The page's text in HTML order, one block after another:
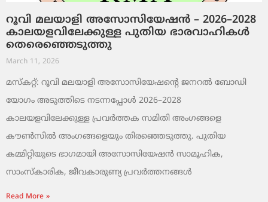
റൂവി മലയാളി അസോസിയേഷൻ – 2026–2028
കാലയളവിലേക്കുള്ള പുതിയ ഭാരവാഹികൾ
തെരെഞ്ഞെടുത്തു
March 11, 2026
മസ്കറ്റ്: റൂവി മലയാളി അസോസിയേഷന്റെ ജനറൽ ബോഡി
യോഗം അടുത്തിടെ നടന്നപ്പോൾ 2026–2028
കാലയളവിലേക്കുള്ള പ്രവർത്തക സമിതി അംഗങ്ങളെ
കൗൺസിൽ അംഗങ്ങളെയും തിരഞ്ഞെടുത്തു. പുതിയ
കമ്മിറ്റിയുടെ ഭാഗമായി അസോസിയേഷൻ സാമൂഹിക,
സാംസ്‌കാരിക, ജീവകാരുണ്യ പ്രവർത്തനങ്ങൾ
Read More »